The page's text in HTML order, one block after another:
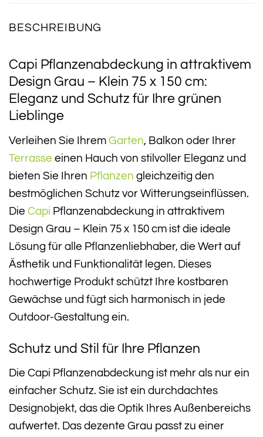
BESCHREIBUNG
Capi Pflanzenabdeckung in attraktivem
Design Grau – Klein 75 x 150 cm:
Eleganz und Schutz für Ihre grünen
Lieblinge
Verleihen Sie Ihrem Garten, Balkon oder Ihrer
Terrasse einen Hauch von stilvoller Eleganz und
bieten Sie Ihren Pflanzen gleichzeitig den
bestmöglichen Schutz vor Witterungseinflüssen.
Die Capi Pflanzenabdeckung in attraktivem
Design Grau – Klein 75 x 150 cm ist die ideale
Lösung für alle Pflanzenliebhaber, die Wert auf
Ästhetik und Funktionalität legen. Dieses
hochwertige Produkt schützt Ihre kostbaren
Gewächse und fügt sich harmonisch in jede
Outdoor-Gestaltung ein.
Schutz und Stil für Ihre Pflanzen
Die Capi Pflanzenabdeckung ist mehr als nur ein
einfacher Schutz. Sie ist ein durchdachtes
Designobjekt, das die Optik Ihres Außenbereichs
aufwertet. Das dezente Grau passt zu einer